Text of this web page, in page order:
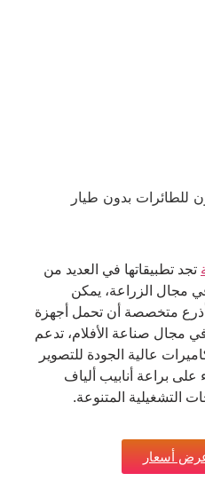
تجد تطبيقاتها في العديد من
مجال الزراعة، يمكن
متخصصة أن تحمل أجهزة
مجال صناعة الأفلام، تدعم
عالية الجودة للتصوير
على براعة أنابيب ألياف
التشغيلية المتنوعة.
أسعار